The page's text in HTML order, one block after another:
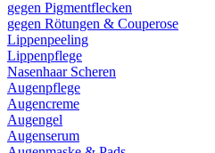
gegen Pigmentflecken
gegen Rötungen & Couperose
Lippenpeeling
Lippenpflege
Nasenhaar Scheren
Augenpflege
Augencreme
Augengel
Augenserum